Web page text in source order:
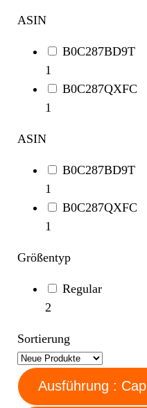
ASIN
B0C287BD9T
1
B0C287QXFC
1
ASIN
B0C287BD9T
1
B0C287QXFC
1
Größentyp
Regular
2
Sortierung
Ausführung : Cap